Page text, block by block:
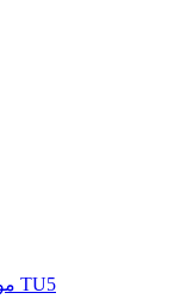
کامپیوتر ECU موتور TU5